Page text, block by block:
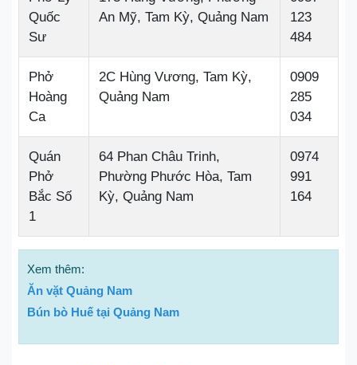
Quốc
Sư
An Mỹ, Tam Kỳ, Quảng Nam
123
484
Phở
Hoàng
Ca
2C Hùng Vương, Tam Kỳ,
Quảng Nam
0909
285
034
Quán
Phở
Bắc Số
1
64 Phan Châu Trinh,
Phường Phước Hòa, Tam
Kỳ, Quảng Nam
0974
991
164
Xem thêm:
Ăn vặt Quảng Nam
Bún bò Huế tại Quảng Nam